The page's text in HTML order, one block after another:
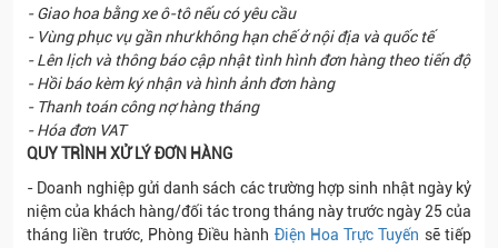
- Giao hoa bằng xe ô-tô nếu có yêu cầu
- Vùng phục vụ gần như không hạn chế ở nội địa và quốc tế
- Lên lịch và thông báo cập nhật tình hình đơn hàng theo tiến độ
- Hồi báo kèm ký nhận và hình ảnh đơn hàng
- Thanh toán công nợ hàng tháng
- Hóa đơn VAT
QUY TRÌNH XỬ LÝ ĐƠN HÀNG
- Doanh nghiệp gửi danh sách các trường hợp sinh nhật ngày kỷ
niệm của khách hàng/đối tác trong tháng này trước ngày 25 của
tháng liền trước, Phòng Điều hành Điện Hoa Trực Tuyến sẽ tiếp